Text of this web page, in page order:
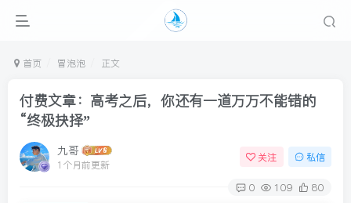
首页 冒泡泡 正文
付费文章：高考之后，你还有一道万万不能错的
“终极抉择”
九哥
1个月前更新
关注 私信
0 109 80